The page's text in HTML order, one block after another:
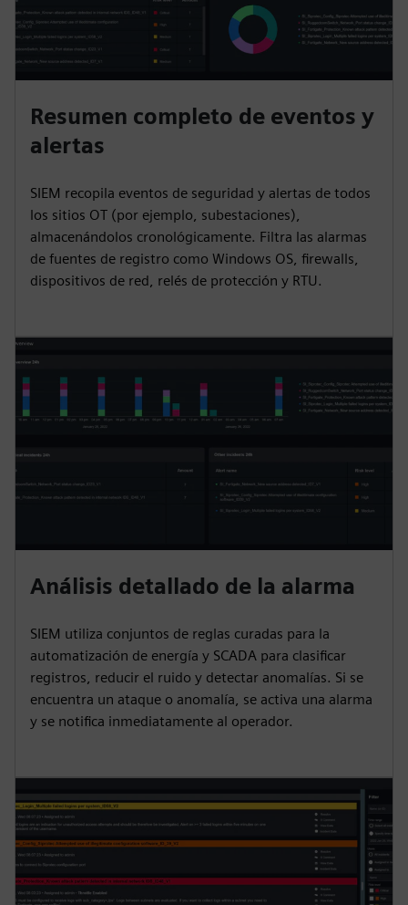
Resumen completo de eventos y
alertas
SIEM recopila eventos de seguridad y alertas de todos
los sitios OT (por ejemplo, subestaciones),
almacenándolos cronológicamente. Filtra las alarmas
de fuentes de registro como Windows OS, firewalls,
dispositivos de red, relés de protección y RTU.
Análisis detallado de la alarma
SIEM utiliza conjuntos de reglas curadas para la
automatización de energía y SCADA para clasificar
registros, reducir el ruido y detectar anomalías. Si se
encuentra un ataque o anomalía, se activa una alarma
y se notifica inmediatamente al operador.